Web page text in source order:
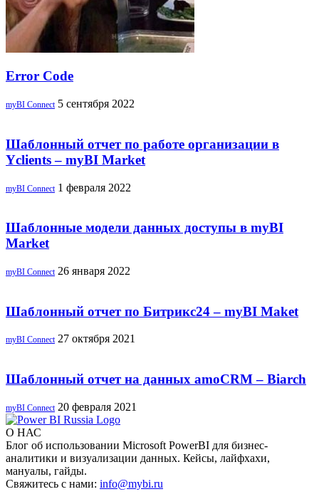
Error Code
myBI Connect 5 сентября 2022
Шаблонный отчет по работе организации в
Yclients – myBI Market
myBI Connect 1 февраля 2022
Шаблонные модели данных доступы в myBI
Market
myBI Connect 26 января 2022
Шаблонный отчет по Битрикс24 – myBI Maket
myBI Connect 27 октября 2021
Шаблонный отчет на данных amoCRM – Biarch
myBI Connect 20 февраля 2021
О НАС
Блог об использовании Microsoft PowerBI для бизнес-
аналитики и визуализации данных. Кейсы, лайфхахи,
мануалы, гайды.
Свяжитесь с нами: info@mybi.ru